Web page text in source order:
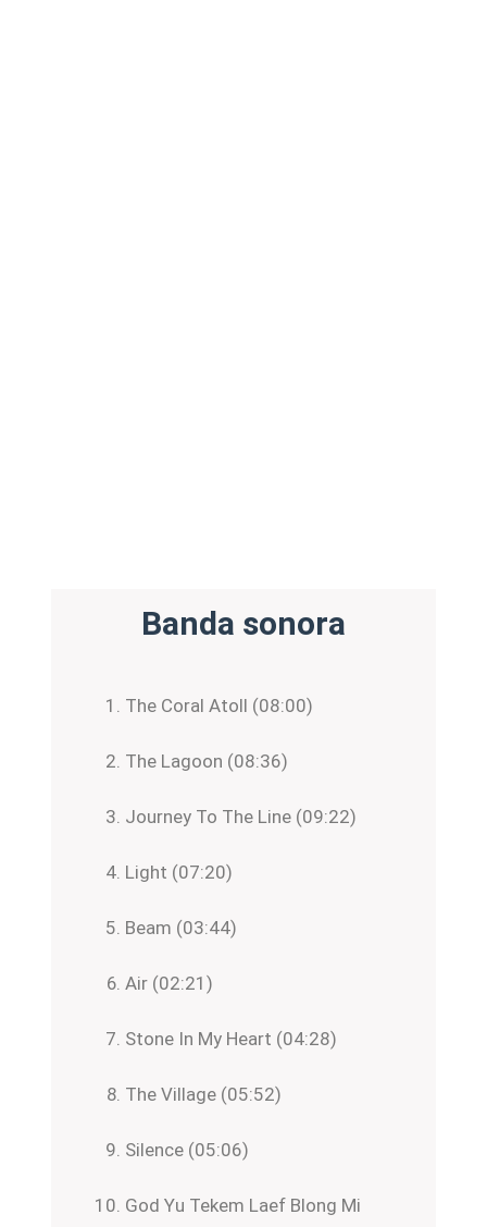
Banda sonora
The Coral Atoll (08:00)
The Lagoon (08:36)
Journey To The Line (09:22)
Light (07:20)
Beam (03:44)
Air (02:21)
Stone In My Heart (04:28)
The Village (05:52)
Silence (05:06)
God Yu Tekem Laef Blong Mi